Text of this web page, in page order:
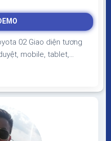
02 Giao diện tương
mobile, tablet,
cụ tìm kiếm Theme